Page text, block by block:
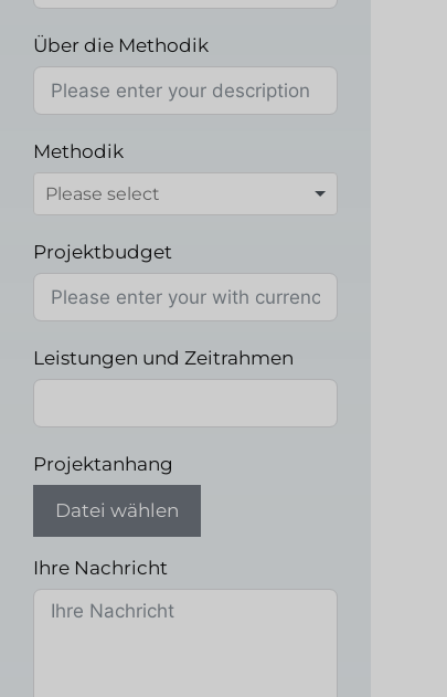
Über die Methodik
Methodik
Projektbudget
Leistungen und Zeitrahmen
Projektanhang
Datei wählen
Ihre Nachricht